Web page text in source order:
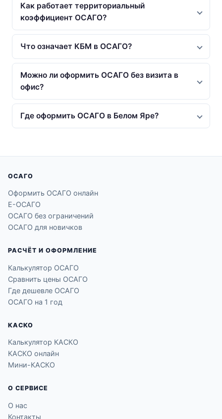
Как работает территориальный
коэффициент ОСАГО?
Что означает КБМ в ОСАГО?
Можно ли оформить ОСАГО без визита в
офис?
Где оформить ОСАГО в Белом Яре?
ОСАГО
Оформить ОСАГО онлайн
Е-ОСАГО
ОСАГО без ограничений
ОСАГО для новичков
РАСЧЁТ И ОФОРМЛЕНИЕ
Калькулятор ОСАГО
Сравнить цены ОСАГО
Где дешевле ОСАГО
ОСАГО на 1 год
КАСКО
Калькулятор КАСКО
КАСКО онлайн
Мини-КАСКО
О СЕРВИСЕ
О нас
Контакты